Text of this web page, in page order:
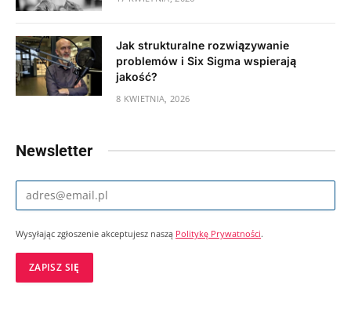
Jak strukturalne rozwiązywanie
problemów i Six Sigma wspierają
jakość?
8 KWIETNIA, 2026
Newsletter
Wysyłając zgłoszenie akceptujesz naszą Politykę Prywatności.